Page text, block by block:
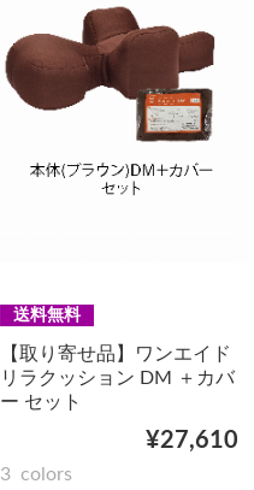
送料無料
【取り寄せ品】ワンエイド
リラクッション DM ＋カバ
ー セット
¥27,610
3 colors